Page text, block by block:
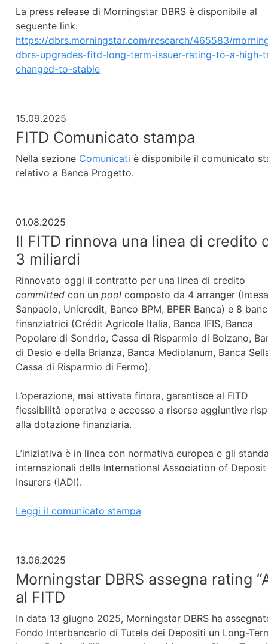
La press release di Morningstar DBRS è disponibile al
seguente link:
https://dbrs.morningstar.com/research/465583/
dbrs-upgrades-fitd-long-term-issuer-rating-to-a-high-
changed-to-stable
15.09.2025
FITD Comunicato stampa
Nella sezione Comunicati è disponibile il comunicato
relativo a Banca Progetto.
01.08.2025
Il FITD rinnova una linea di credito
3 miliardi
Rinnovato oggi il contratto per una linea di credito
committed con un pool composto da 4 arranger (Intesa
Sanpaolo, Unicredit, Banco BPM, BPER Banca) e 8
finanziatrici (Crédit Agricole Italia, Banca IFIS, Banca
Popolare di Sondrio, Cassa di Risparmio di Bolzano,
di Desio e della Brianza, Banca Mediolanum, Banca
Cassa di Risparmio di Fermo).
L’operazione, mai attivata finora, garantisce al FITD
flessibilità operativa e accesso a risorse aggiuntive
alla dotazione finanziaria.
L’iniziativa è in linea con normativa europea e gli
internazionali della International Association of Deposit
Insurers (IADI).
Leggi il comunicato stampa
13.06.2025
Morningstar DBRS assegna rating
al FITD
In data 13 giugno 2025, Morningstar DBRS ha
Fondo Interbancario di Tutela dei Depositi un Long-